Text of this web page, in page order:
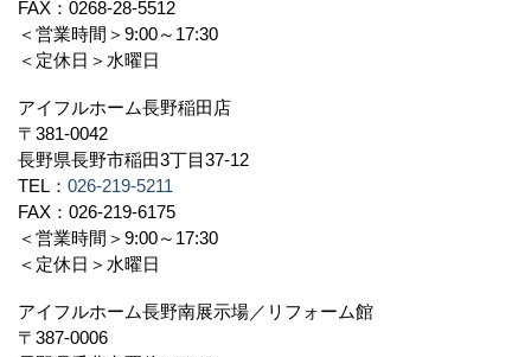
FAX：0268-28-5512
＜営業時間＞9:00～17:30
＜定休日＞水曜日
アイフルホーム長野稲田店
〒381-0042
長野県長野市稲田3丁目37-12
TEL： 026-219-5211
FAX：026-219-6175
＜営業時間＞9:00～17:30
＜定休日＞水曜日
アイフルホーム長野南展示場／リフォーム館
〒387-0006